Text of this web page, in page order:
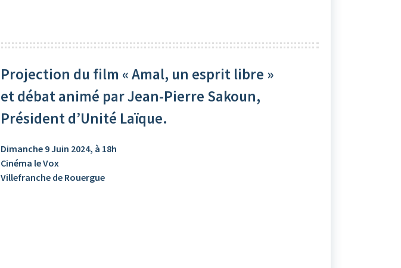
Projection du film « Amal, un esprit libre »
et débat animé par Jean-Pierre Sakoun,
Président d’Unité Laïque.
Dimanche 9 Juin 2024, à 18h
Cinéma le Vox
Villefranche de Rouergue